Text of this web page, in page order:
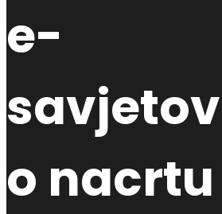
e-
o nacrtu